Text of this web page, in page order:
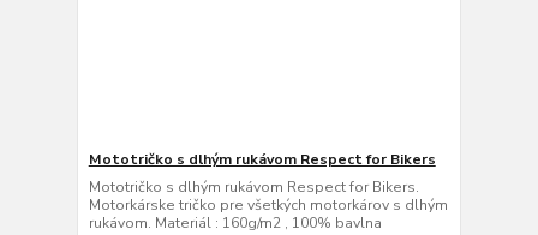
Mototričko s dlhým rukávom Respect for Bikers
Mototričko s dlhým rukávom Respect for Bikers.
Motorkárske tričko pre všetkých motorkárov s dlhým
rukávom. Materiál : 160g/m2 , 100% bavlna